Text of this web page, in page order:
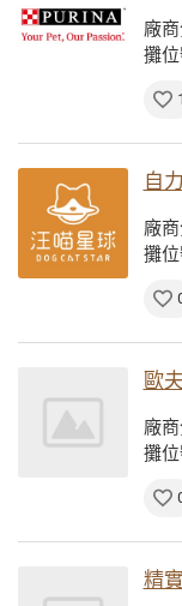
廠商
攤
1
自
廠商
攤
歐
廠商
攤
精